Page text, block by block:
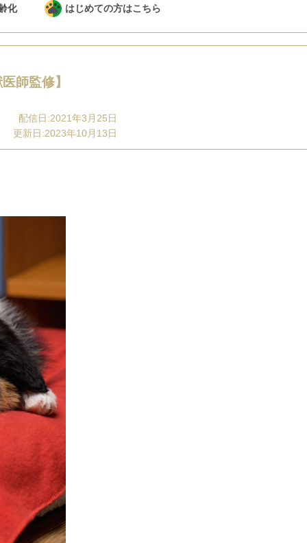
化 はじめての方はこちら
師監修】
配信日:2021年3月25日
更新日:2023年10月13日